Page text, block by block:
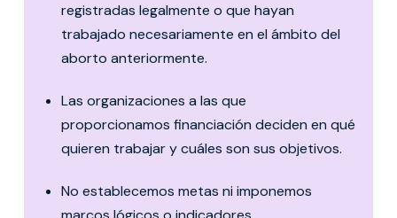
registradas legalmente o que hayan
trabajado necesariamente en el ámbito del
aborto anteriormente.
Las organizaciones a las que
proporcionamos financiación deciden en qué
quieren trabajar y cuáles son sus objetivos.
No establecemos metas ni imponemos